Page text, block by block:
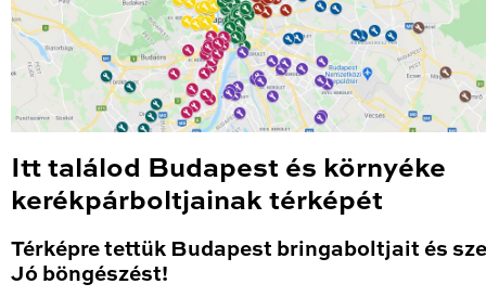
Itt találod Budapest és környéke
kerékpárboltjainak térképét
Térképre tettük Budapest bringaboltjait és
Jó böngészést!